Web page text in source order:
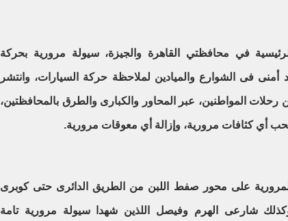
في محافظتي القاهرة والجيزة، سيولة مرورية بحركة
أمنى فى الشوارع والميادين لملاحظة حركة السيارات، وانتشر
رحلات المواطنين، عبر المحاور والكبارى والطرق بالمحافظتين،
أي كثافات مرورية، وإزالة أي معوقات مرورية.
على محور صفط اللبن من الطريق الدائرى حتى كوبرى
شارعى الهرم وفيصل اللذين شهدا سيولة مرورية تامة